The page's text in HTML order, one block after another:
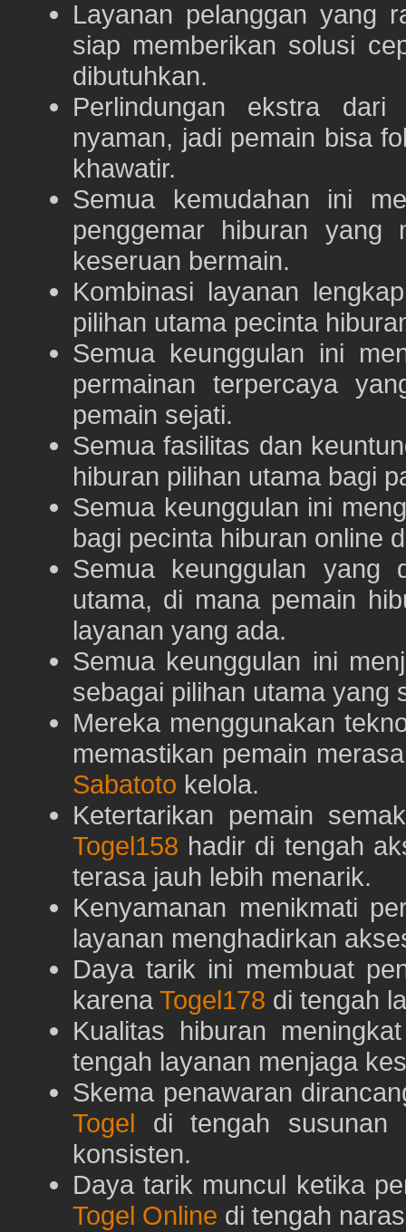
Layanan pelanggan yang
siap memberikan solusi
dibutuhkan.
Perlindungan ekstra dari
nyaman, jadi pemain bisa
khawatir.
Semua kemudahan ini
penggemar hiburan yang
keseruan bermain.
Kombinasi layanan
pilihan utama pecinta
Semua keunggulan ini
permainan terpercaya
pemain sejati.
Semua fasilitas dan
hiburan pilihan utama bagi
Semua keunggulan ini
bagi pecinta hiburan online
Semua keunggulan yang
utama, di mana pemain
layanan yang ada.
Semua keunggulan ini
sebagai pilihan utama yang
Mereka menggunakan
memastikan pemain
Sabatoto kelola.
Ketertarikan pemain
Togel158 hadir di tengah
terasa jauh lebih menarik.
Kenyamanan menikmati
layanan menghadirkan
Daya tarik ini membuat
karena Togel178 di tengah
Kualitas hiburan
tengah layanan menjaga
Skema penawaran
Togel di tengah susunan
konsisten.
Daya tarik muncul ketika
Togel Online di tengah